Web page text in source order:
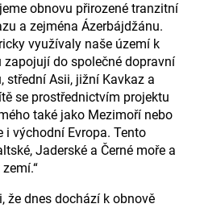
obnovu přirozené tranzitní
a zejména Ázerbájdžánu.
využívaly naše území k
zapojují do společné dopravní
střední Asii, jižní Kavkaz a
se prostřednictvím projektu
také jako Mezimoří nebo
i východní Evropa. Tento
Jaderské a Černé moře a
že dnes dochází k obnově